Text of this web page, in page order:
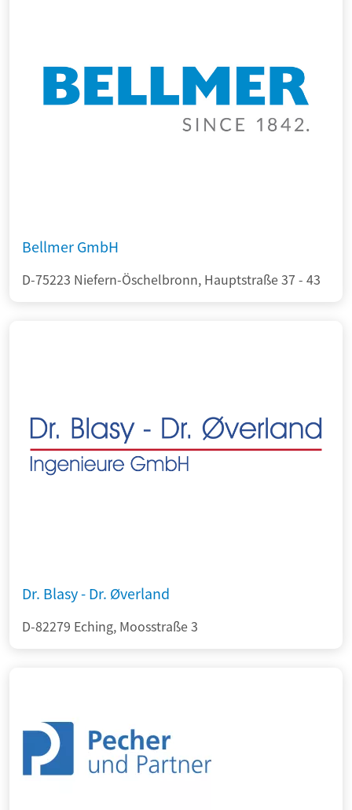
Bellmer GmbH
D-75223 Niefern-Öschelbronn, Hauptstraße 37 - 43
Dr. Blasy - Dr. Øverland
D-82279 Eching, Moosstraße 3